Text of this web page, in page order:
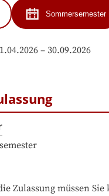
Sommersemester
– 30.09.2026
Zulassung müssen